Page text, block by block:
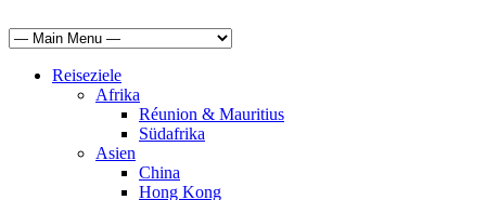
Reiseziele
Afrika
Réunion & Mauritius
Südafrika
Asien
China
Hong Kong